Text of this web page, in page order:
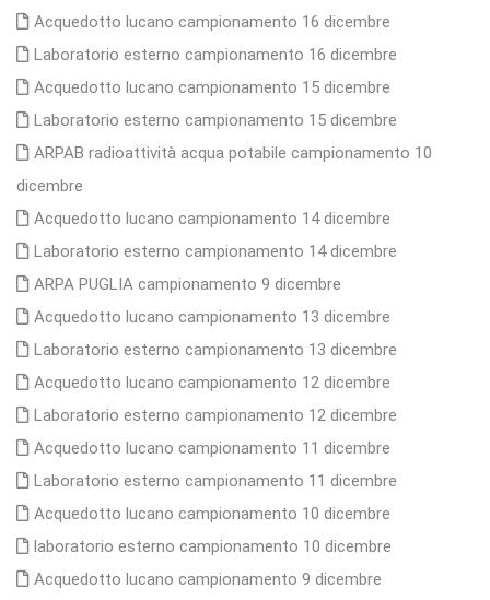
Acquedotto lucano campionamento 16 dicembre
Laboratorio esterno campionamento 16 dicembre
Acquedotto lucano campionamento 15 dicembre
Laboratorio esterno campionamento 15 dicembre
ARPAB radioattività acqua potabile campionamento 10
dicembre
Acquedotto lucano campionamento 14 dicembre
Laboratorio esterno campionamento 14 dicembre
ARPA PUGLIA campionamento 9 dicembre
Acquedotto lucano campionamento 13 dicembre
Laboratorio esterno campionamento 13 dicembre
Acquedotto lucano campionamento 12 dicembre
Laboratorio esterno campionamento 12 dicembre
Acquedotto lucano campionamento 11 dicembre
Laboratorio esterno campionamento 11 dicembre
Acquedotto lucano campionamento 10 dicembre
laboratorio esterno campionamento 10 dicembre
Acquedotto lucano campionamento 9 dicembre